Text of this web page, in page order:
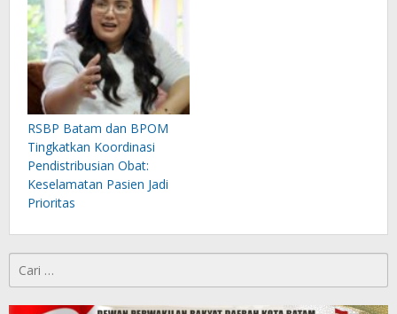
RSBP Batam dan BPOM
Tingkatkan Koordinasi
Pendistribusian Obat:
Keselamatan Pasien Jadi
Prioritas
untuk: